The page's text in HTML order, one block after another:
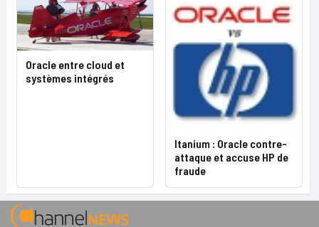
Oracle entre cloud et
systèmes intégrés
Itanium : Oracle contre-
attaque et accuse HP de
fraude